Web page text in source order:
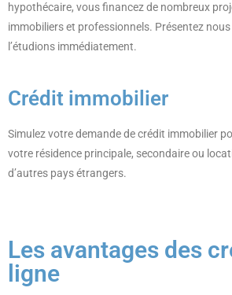
hypothécaire, vous financez de nombreux
immobiliers et professionnels. Présentez
l’étudions immédiatement.
Crédit immobilier
Simulez votre demande de crédit immobilier
votre résidence principale, secondaire ou
d’autres pays étrangers.
Les avantages des
ligne